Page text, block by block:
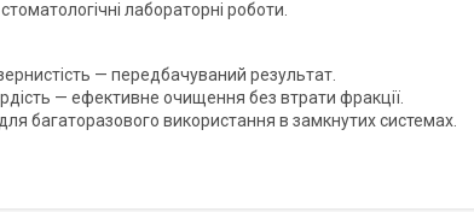
стоматологічні лабораторні роботи.
— передбачуваний результат.
— ефективне очищення без втрати фракції.
багаторазового використання в замкнутих системах.